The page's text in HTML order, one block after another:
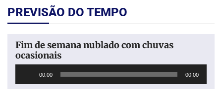
PREVISÃO DO TEMPO
Fim de semana nublado com chuvas
ocasionais
00:00 00:00